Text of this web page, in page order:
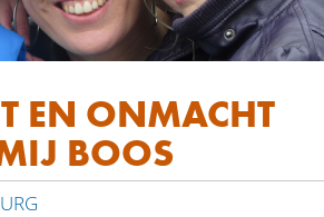
EN ONMACHT
BOOS